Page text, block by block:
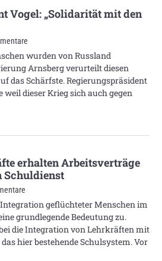
Vogel: „Solidarität mit den
wurden von Russland
Arnsberg verurteilt diesen
das Schärfste. Regierungspräsident
weil dieser Krieg sich auch gegen
erhalten Arbeitsverträge
Schuldienst
geflüchteter Menschen im
grundlegende Bedeutung zu.
die Integration von Lehrkräften mit
hier bestehende Schulsystem. Vor